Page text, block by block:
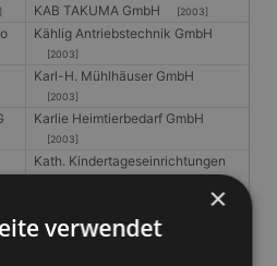
KAB TAKUMA GmbH [2003]
Kählig Antriebstechnik GmbH
[2003]
Karl-H. Mühlhäuser GmbH
[2003]
Karlie Heimtierbedarf GmbH
[2003]
Kath. Kindertageseinrichtungen
Hellweg gGmbH
Katholische Kliniken Essen-Nord-
West gGmbH[2003]
×
verwendet